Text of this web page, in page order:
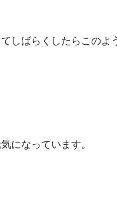
しばらくしたらこのよ
になっています。